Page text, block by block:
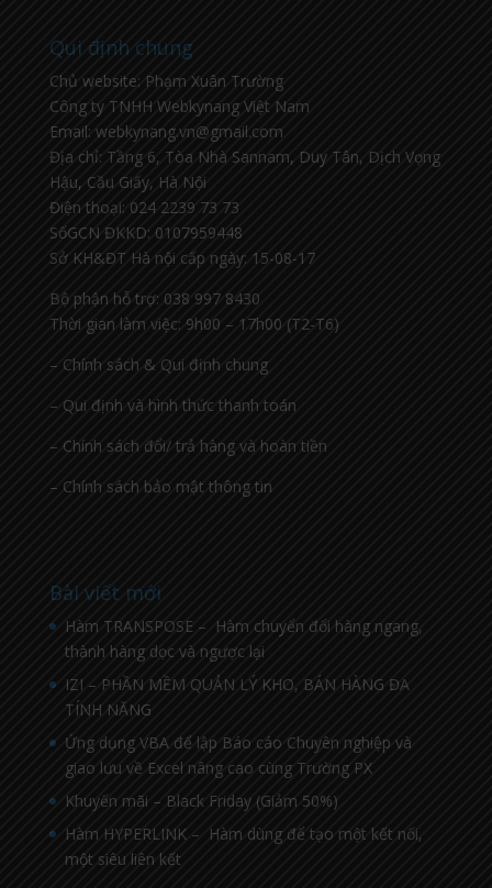
Qui định chung
Chủ website: Phạm Xuân Trường
Công ty TNHH Webkynang Việt Nam
Email: webkynang.vn@gmail.com
Địa chỉ: Tầng 6, Tòa Nhà Sannam, Duy Tân, Dịch Vọng
Hậu, Cầu Giấy, Hà Nội
Điện thoại: 024 2239 73 73
SốGCN ĐKKD: 0107959448
Sở KH&ĐT Hà nội cấp ngày: 15-08-17
Bộ phận hỗ trợ: 038 997 8430
Thời gian làm việc: 9h00 – 17h00 (T2-T6)
– Chính sách & Qui định chung
– Qui định và hình thức thanh toán
– Chính sách đổi/ trả hàng và hoàn tiền
– Chính sách bảo mật thông tin
Bài viết mới
Hàm TRANSPOSE – Hàm chuyển đổi hàng ngang,
thành hàng dọc và ngược lại
IZI – PHẦN MỀM QUẢN LÝ KHO, BÁN HÀNG ĐA
TÍNH NĂNG
Ứng dụng VBA để lập Báo cáo Chuyên nghiệp và
giao lưu về Excel nâng cao cùng Trường PX
Khuyến mãi – Black Friday (Giảm 50%)
Hàm HYPERLINK – Hàm dùng để tạo một kết nối,
một siêu liên kết